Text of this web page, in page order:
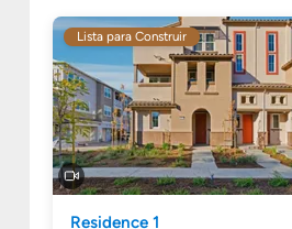
Lista para Construir
Residence 1